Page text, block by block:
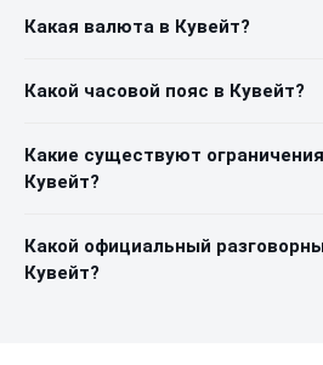
Какая валюта в Кувейт?
Какой часовой пояс в Кувейт?
Какие существуют
Кувейт?
Какой официальный
Кувейт?